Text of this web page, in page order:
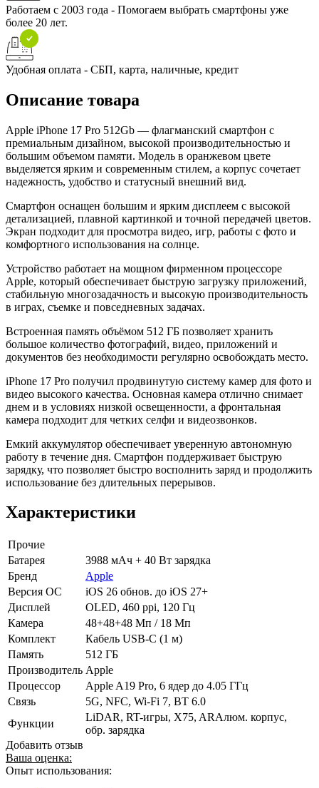
Работаем с 2003 года - Помогаем выбрать смартфоны уже
более 20 лет.
Удобная оплата - СБП, карта, наличные, кредит
Описание товара
Apple iPhone 17 Pro 512Gb — флагманский смартфон с
премиальным дизайном, высокой производительностью и
большим объемом памяти. Модель в оранжевом цвете
выделяется ярким и современным стилем, а корпус сочетает
надежность, удобство и статусный внешний вид.
Смартфон оснащен большим и ярким дисплеем с высокой
детализацией, плавной картинкой и точной передачей цветов.
Экран подходит для просмотра видео, игр, работы с фото и
комфортного использования на солнце.
Устройство работает на мощном фирменном процессоре
Apple, который обеспечивает быструю загрузку приложений,
стабильную многозадачность и высокую производительность
в играх, съемке и повседневных задачах.
Встроенная память объёмом 512 ГБ позволяет хранить
большое количество фотографий, видео, приложений и
документов без необходимости регулярно освобождать место.
iPhone 17 Pro получил продвинутую систему камер для фото и
видео высокого качества. Основная камера отлично снимает
днем и в условиях низкой освещенности, а фронтальная
камера подходит для четких селфи и видеозвонков.
Емкий аккумулятор обеспечивает уверенную автономную
работу в течение дня. Смартфон поддерживает быструю
зарядку, что позволяет быстро восполнить заряд и продолжить
использование без длительных перерывов.
Характеристики
Прочие
Батарея
3988 мАч + 40 Вт зарядка
Бренд
Apple
Версия ОС
iOS 26 обнов. до iOS 27+
Дисплей
OLED, 460 ppi, 120 Гц
Камера
48+48+48 Мп / 18 Мп
Комплект
Кабель USB-C (1 м)
Память
512 ГБ
Производитель Apple
Процессор
Apple A19 Pro, 6 ядер до 4.05 ГГц
Связь
5G, NFC, Wi-Fi 7, BT 6.0
Функции
LiDAR, RT-игры, X75, ARАлюм. корпус,
обр. зарядка
Добавить отзыв
Ваша оценка:
Опыт использования: